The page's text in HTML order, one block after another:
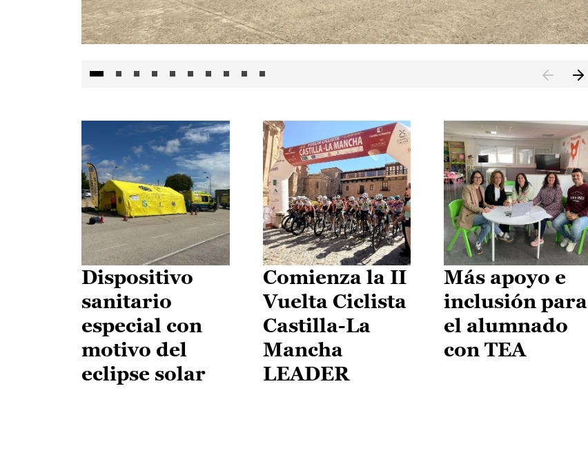
Dispositivo
sanitario
especial con
motivo del
eclipse solar
Comienza la II
Vuelta Ciclista
Castilla-La
Mancha
LEADER
Más apoyo e
inclusión para
el alumnado
con TEA